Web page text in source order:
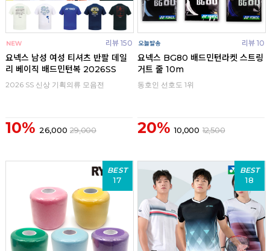
리뷰 150
요넥스 남성 여성 티셔츠 반팔 데일
리 베이직 배드민턴복 2026SS
2026 SS 신상 기획의류 모음전
10% 26,000 29,000
리뷰 10
요넥스 BG80 배드민턴라켓 스트링
거트 줄 10m
동호인 선호도 1위
20% 10,000 12,500
BEST
17
BEST
18